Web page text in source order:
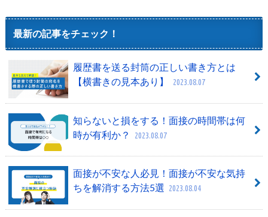
最新の記事をチェック！
履歴書を送る封筒の正しい書き方とは
【横書きの見本あり】
2023.08.07
知らないと損をする！面接の時間帯は何
時が有利か？
2023.08.07
面接が不安な人必見！面接が不安な気持
ちを解消する方法5選 2023.08.04